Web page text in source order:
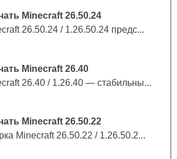
Minecraft 26.50.24
26.50.24 / 1.26.50.24 предс...
Minecraft 26.40
26.40 / 1.26.40 — стабильны...
Minecraft 26.50.22
Minecraft 26.50.22 / 1.26.50.2...
свой контроль, и будет способен в
даже огромное полчище